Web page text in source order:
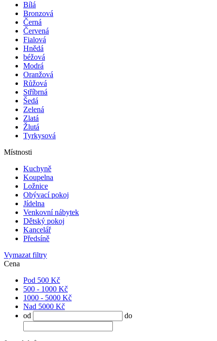
Bílá
Bronzová
Černá
Červená
Fialová
Hnědá
béžová
Modrá
Oranžová
Růžová
Stříbrná
Šedá
Zelená
Zlatá
Žlutá
Tyrkysová
Místnosti
Kuchyně
Koupelna
Ložnice
Obývací pokoj
Jídelna
Venkovní nábytek
Dětský pokoj
Kancelář
Předsíně
Vymazat filtry
Cena
Pod 500 Kč
500 - 1000 Kč
1000 - 5000 Kč
Nad 5000 Kč
od
do